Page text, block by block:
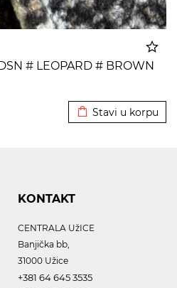
# LEOPARD # BROWN
Stavi u korpu
KONTAKT
CENTRALA UžICE
Banjička bb,
31000 Užice
+381 64 645 3535